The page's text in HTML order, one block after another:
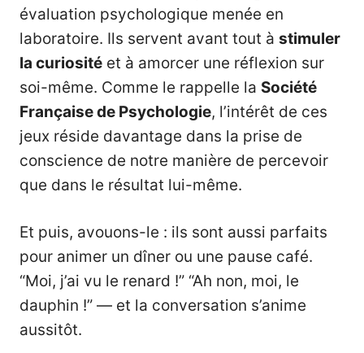
évaluation psychologique menée en
laboratoire. Ils servent avant tout à stimuler
la curiosité et à amorcer une réflexion sur
soi-même. Comme le rappelle la Société
Française de Psychologie, l’intérêt de ces
jeux réside davantage dans la prise de
conscience de notre manière de percevoir
que dans le résultat lui-même.
Et puis, avouons-le : ils sont aussi parfaits
pour animer un dîner ou une pause café.
“Moi, j’ai vu le renard !” “Ah non, moi, le
dauphin !” — et la conversation s’anime
aussitôt.